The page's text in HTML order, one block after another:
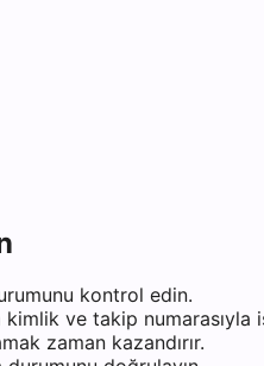
kontrol edin.
ve takip numarasıyla
zaman kazandırır.